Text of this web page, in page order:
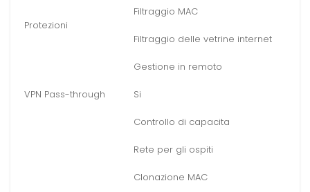
Protezioni
Filtraggio MAC
Filtraggio delle vetrine internet
Gestione in remoto
VPN Pass-through Si
Controllo di capacita
Rete per gli ospiti
Clonazione MAC